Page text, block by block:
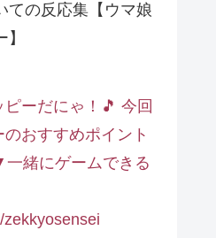
ての反応集【ウマ娘
ーだにゃ！🎵 今回
おすすめポイント
緒にゲームできる